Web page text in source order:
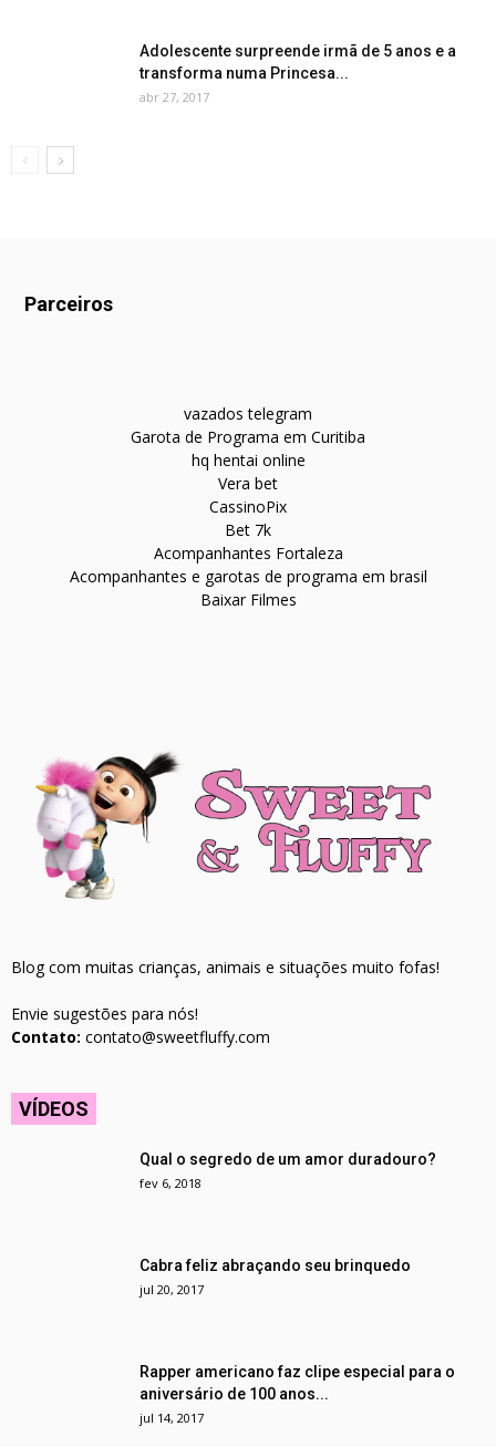
Adolescente surpreende irmã de 5 anos e a
transforma numa Princesa...
abr 27, 2017
Parceiros
vazados telegram
Garota de Programa em Curitiba
hq hentai online
Vera bet
CassinoPix
Bet 7k
Acompanhantes Fortaleza
Acompanhantes e garotas de programa em brasil
Baixar Filmes
Blog com muitas crianças, animais e situações muito fofas!
Envie sugestões para nós!
Contato: contato@sweetfluffy.com
VÍDEOS
Qual o segredo de um amor duradouro?
fev 6, 2018
Cabra feliz abraçando seu brinquedo
jul 20, 2017
Rapper americano faz clipe especial para o
aniversário de 100 anos...
jul 14, 2017